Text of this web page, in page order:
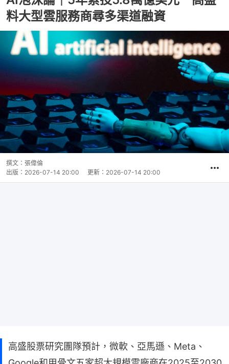
料大型雲服務商尋多渠道融資
撰文： 張偉倫
出版： 2026-07-14 20:00 更新： 2026-07-14 20:00
高盛股票研究團隊預計，微軟、亞馬遜、Meta、